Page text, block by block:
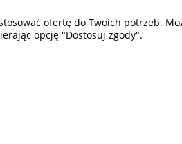
513
ofertę do Twoich potrzeb.
opcję "Dostosuj zgody".